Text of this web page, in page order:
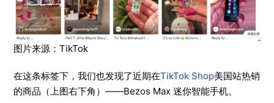
图片来源：TikTok
在这条标签下，我们也发现了近期在TikTok Shop美国站热销
的商品（上图右下角）——Bezos Max 迷你智能手机。